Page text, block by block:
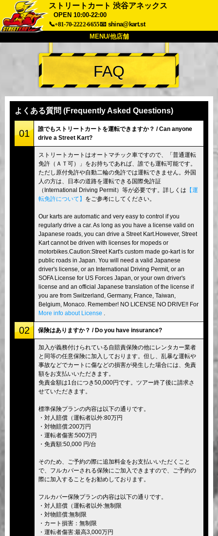
ストリートカート 渋谷アネックス
OPEN 10:00-22:00
📞+81-70-2222-6655📧 shina@kart.st
MENU/他店舗
概要 車両 価格
アクセス 評価
他店舗
東京 品川 東京 秋葉原 #1
東京 秋葉原 #2 東京 渋谷
東京 渋谷アネックス 東京ベイ
東京 浅草 大阪
沖縄
FAQ
よくある質問 (Frequently Asked Questions)
01
誰でもストリートカートを運転できますか？ / Can anyone
drive a Street Kart?
ストリートカートはオートマチック車ですので、「普通運転
免許（ＡＴ可）」をお持ちであれば、誰でも運転可能です。
ただし原付免許や自動二輪の免許では運転できません。外国
人の方は、日本の道路を運転できる国際免許証
（International Driving Permit）等が必要です。詳しくは 【運
転免許について】 をご参考にしてください。
Our karts are automatic and very easy to control if you
regularly drive a car. As long as you have a license valid on
Japanese roads, you can drive a Street Kart.However, Street
Kart cannot be driven with licenses for mopeds or
motorbikes.Caution:Street Kart's custom made go-kart is for
public roads in Japan. You will need a valid Japanese
driver's license, or an International Driving Permit, or an
SOFA License for US Forces Japan, or your own driver's
license and an official Japanese translation of the license if
you are from Switzerland, Germany, France, Taiwan,
Belgium, Monaco. Remember! NO LICENSE NO DRIVE!! For
More info about License
02 保険はありますか？ / Do you have insurance?
加入が義務付けられている自賠責保険の他にレンタカー業者
と同等の任意保険に加入しております。但し、乱暴な運転や
事故などでカートに傷などの損害が発生した場合には、免責
額をお支払いいただきます。
免責金額は1台につき50,000円です。ツアー終了後に請求さ
せていただきます。
標準保険プランの内容は以下の通りです。
・対人賠償（運転者以外:80万円
・対物賠償:200万円
・運転者傷害:500万円
・免責額:50,000 円/台
そのため、ご予約の際に追加料金をお支払いいただくこと
で、フルカバーされる保険にご加入できますので、ご予約の
際に加入することをお勧めしております。
フルカバー保険プランの内容は以下の通りです。
・対人賠償（運転者以外:無制限
・対物賠償:無制限
・カート損害：無制限
・運転者傷害:最高3,000万円